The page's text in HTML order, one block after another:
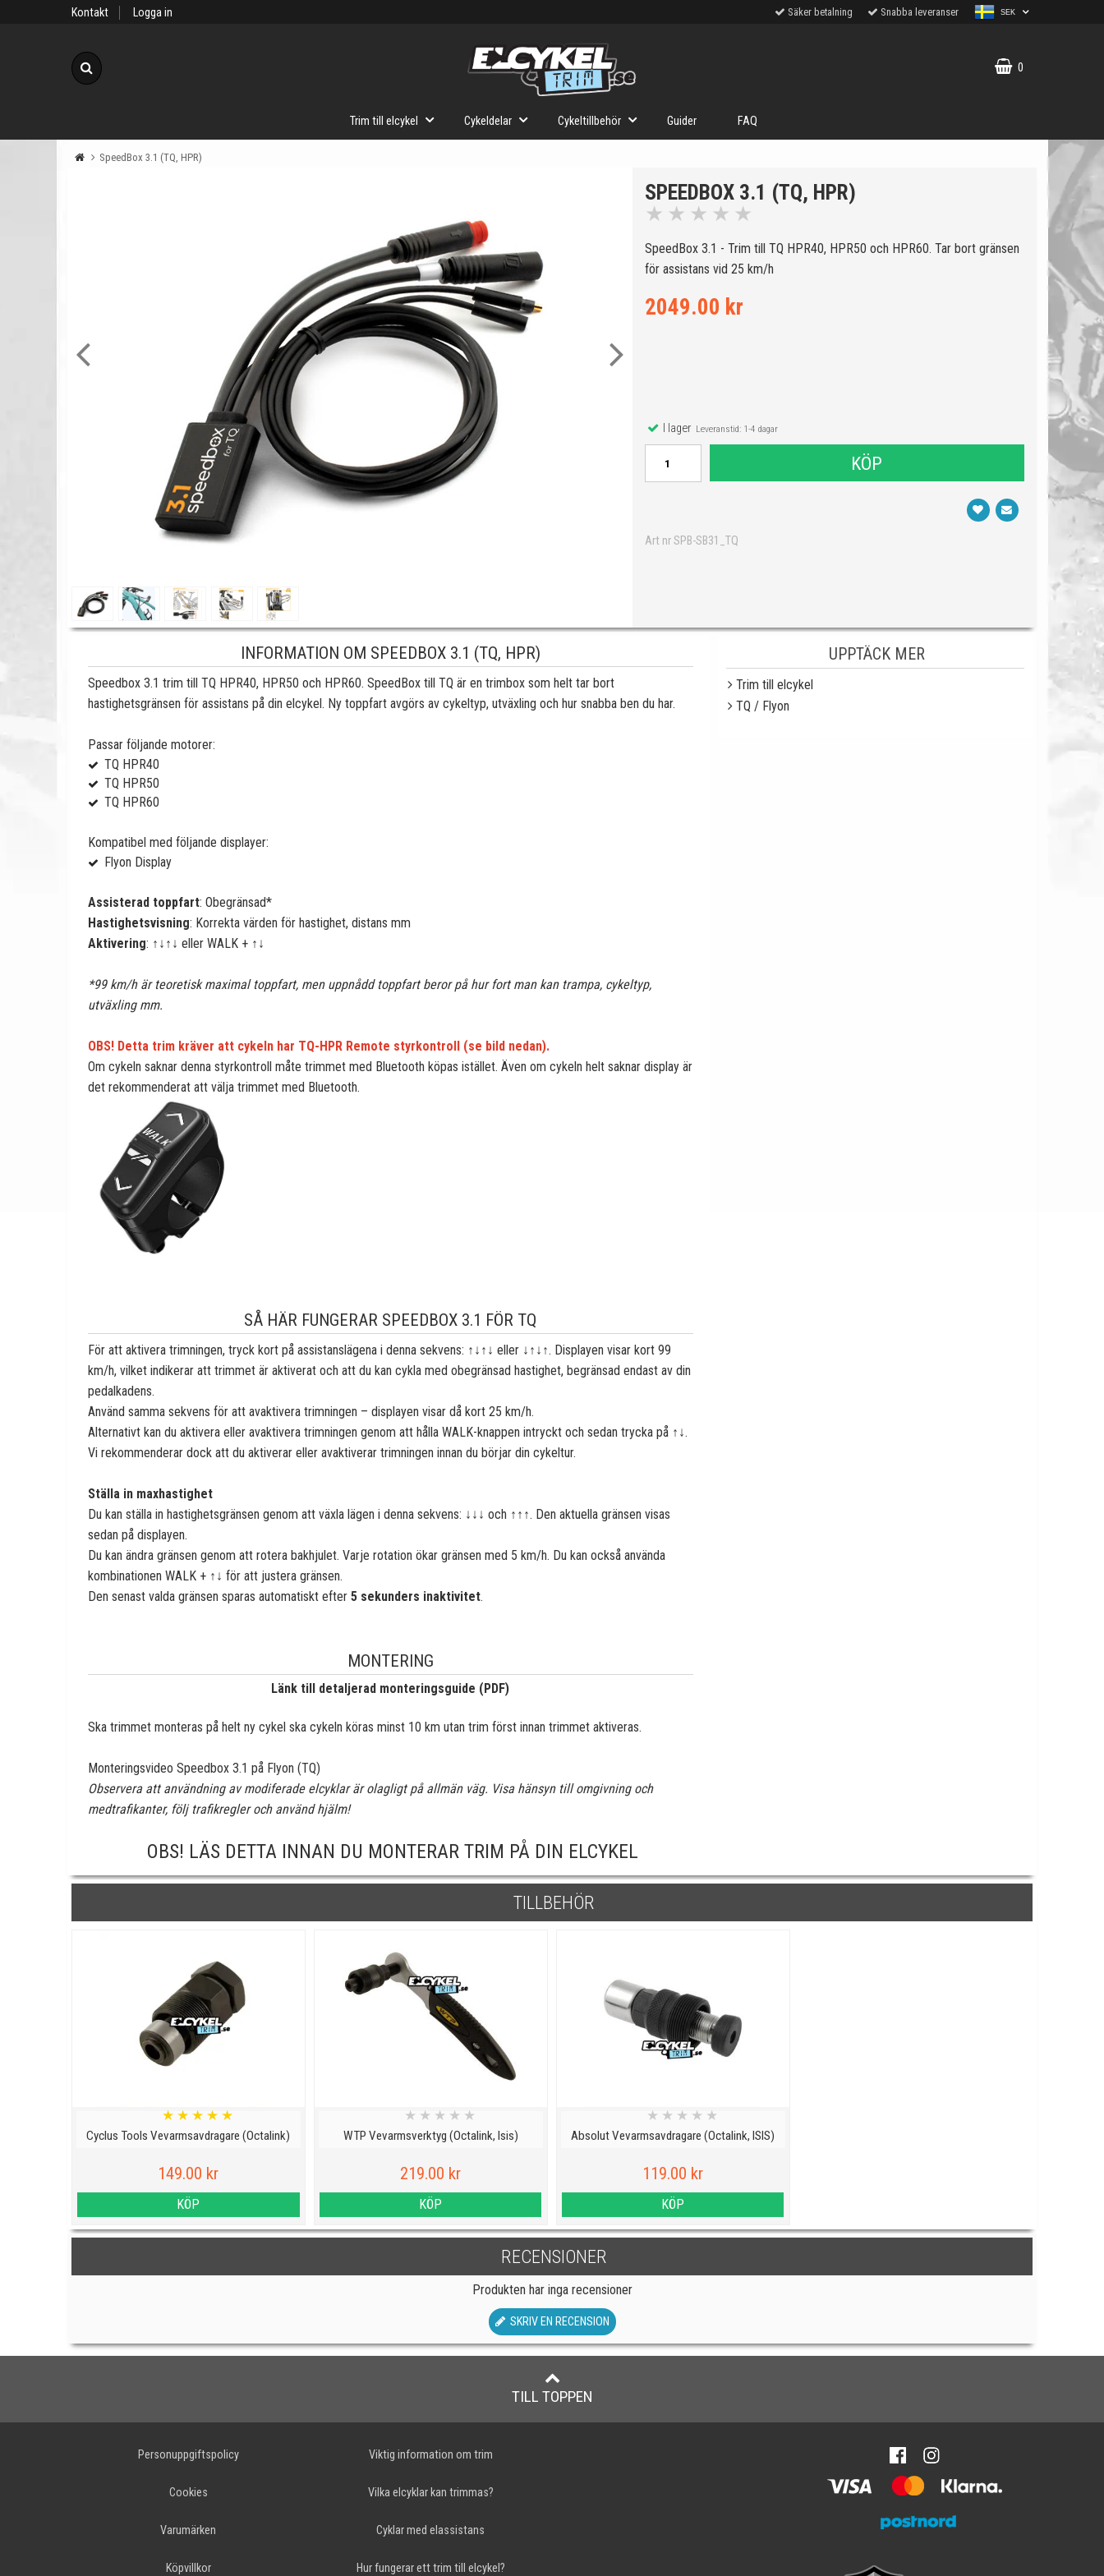
Kontakt Logga in Säker betalning Snabba leveranser SEK
0
Trim till elcykel Cykeldelar Cykeltillbehör Guider FAQ
SpeedBox 3.1 (TQ, HPR)
SPEEDBOX 3.1 (TQ, HPR)
★ ★ ★ ★ ★
SpeedBox 3.1 - Trim till TQ HPR40, HPR50 och HPR60. Tar bort gränsen
för assistans vid 25 km/h
2049.00 kr
I lagerLeveranstid: 1-4 dagar
KÖP
Art nr SPB-SB31_TQ
INFORMATION OM SPEEDBOX 3.1 (TQ, HPR)
Speedbox 3.1 trim till TQ HPR40, HPR50 och HPR60. SpeedBox till TQ är en trimbox som helt tar bort
hastighetsgränsen för assistans på din elcykel. Ny toppfart avgörs av cykeltyp, utväxling och hur snabba ben du har.
Passar följande motorer:
TQ HPR40
TQ HPR50
TQ HPR60
Kompatibel med följande displayer:
Flyon Display
Assisterad toppfart: Obegränsad*
Hastighetsvisning: Korrekta värden för hastighet, distans mm
Aktivering: ↑↓↑↓ eller WALK + ↑↓
*99 km/h är teoretisk maximal toppfart, men uppnådd toppfart beror på hur fort man kan trampa, cykeltyp,
utväxling mm.
OBS! Detta trim kräver att cykeln har TQ-HPR Remote styrkontroll (se bild nedan).
Om cykeln saknar denna styrkontroll måte trimmet med Bluetooth köpas istället. Även om cykeln helt saknar display är
det rekommenderat att välja trimmet med Bluetooth.
SÅ HÄR FUNGERAR SPEEDBOX 3.1 FÖR TQ
För att aktivera trimningen, tryck kort på assistanslägena i denna sekvens: ↑↓↑↓ eller ↓↑↓↑. Displayen visar kort 99
km/h, vilket indikerar att trimmet är aktiverat och att du kan cykla med obegränsad hastighet, begränsad endast av din
pedalkadens.
Använd samma sekvens för att avaktivera trimningen – displayen visar då kort 25 km/h.
Alternativt kan du aktivera eller avaktivera trimningen genom att hålla WALK-knappen intryckt och sedan trycka på ↑↓.
Vi rekommenderar dock att du aktiverar eller avaktiverar trimningen innan du börjar din cykeltur.
Ställa in maxhastighet
Du kan ställa in hastighetsgränsen genom att växla lägen i denna sekvens: ↓↓↓ och ↑↑↑. Den aktuella gränsen visas
sedan på displayen.
Du kan ändra gränsen genom att rotera bakhjulet. Varje rotation ökar gränsen med 5 km/h. Du kan också använda
kombinationen WALK + ↑↓ för att justera gränsen.
Den senast valda gränsen sparas automatiskt efter 5 sekunders inaktivitet.
MONTERING
Länk till detaljerad monteringsguide (PDF)
Ska trimmet monteras på helt ny cykel ska cykeln köras minst 10 km utan trim först innan trimmet aktiveras.
Monteringsvideo Speedbox 3.1 på Flyon (TQ)
Observera att användning av modiferade elcyklar är olagligt på allmän väg. Visa hänsyn till omgivning och
medtrafikanter, följ trafikregler och använd hjälm!
OBS! LÄS DETTA INNAN DU MONTERAR TRIM PÅ DIN ELCYKEL
UPPTÄCK MER
Trim till elcykel
TQ / Flyon
TILLBEHÖR
Cyclus Tools Vevarmsavdragare (Octalink)
★ ★ ★ ★ ★
149.00 kr
KÖP
WTP Vevarmsverktyg (Octalink, Isis)
★ ★ ★ ★ ★
219.00 kr
KÖP
Absolut Vevarmsavdragare (Octalink, ISIS)
★ ★ ★ ★ ★
119.00 kr
KÖP
RECENSIONER
Produkten har inga recensioner
SKRIV EN RECENSION
TILL TOPPEN
Personuppgiftspolicy
Cookies
Varumärken
Köpvillkor
Viktig information om trim
Vilka elcyklar kan trimmas?
Cyklar med elassistans
Hur fungerar ett trim till elcykel?